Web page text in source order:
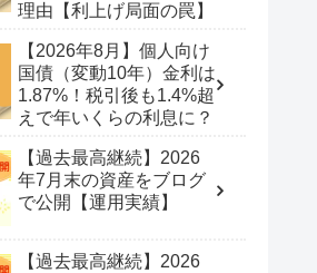
理由【利上げ局面の罠】
【2026年8月】個人向け
国債（変動10年）金利は
1.87%！税引後も1.4%超
えで年いくらの利息に？
【過去最高継続】2026
年7月末の資産をブログ
で公開【運用実績】
【過去最高継続】2026